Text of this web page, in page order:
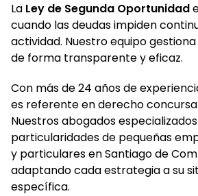
La Ley de Segunda Oportunidad
cuando las deudas impiden
actividad. Nuestro equipo
de forma transparente y eficaz.
Con más de 24 años de
es referente en derecho
Nuestros abogados
particularidades de pequeñas
y particulares en Santiago de
adaptando cada estrategia a su
específica.